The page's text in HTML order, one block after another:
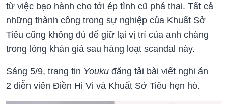
từ việc bạo hành cho tới ép tình cũ phá thai. Tất cả
những thành công trong sự nghiệp của Khuất Sở
Tiêu cũng không đủ để giữ lại vị trí của anh chàng
trong lòng khán giả sau hàng loạt scandal này.
Sáng 5/9, trang tin Youku đăng tải bài viết nghi án
2 diễn viên Điền Hi Vi và Khuất Sở Tiêu hẹn hò.